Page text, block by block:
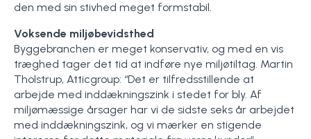
den med sin stivhed meget formstabil.
Voksende miljøbevidsthed
Byggebranchen er meget konservativ, og med en vis
træghed tager det tid at indføre nye miljøtiltag. Martin
Tholstrup, Atticgroup: “Det er tilfredsstillende at
arbejde med inddækningszink i stedet for bly. Af
miljømæssige årsager har vi de sidste seks år arbejdet
med inddækningszink, og vi mærker en stigende